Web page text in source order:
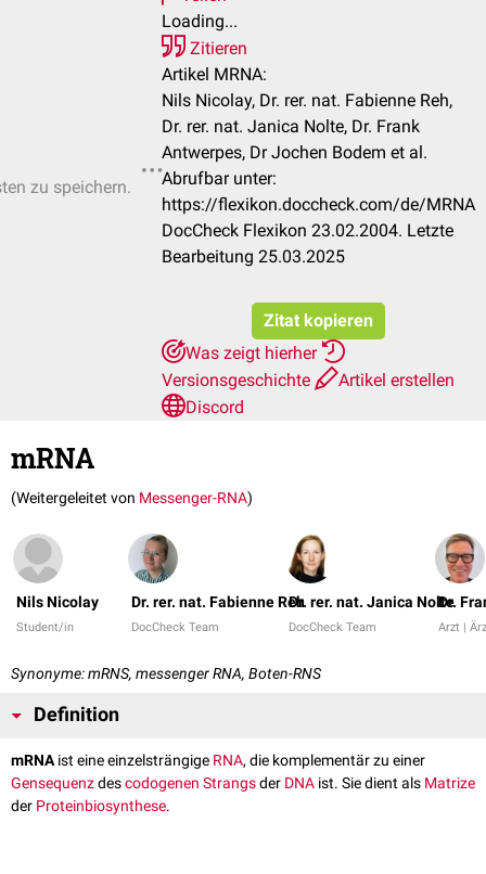
zu speichern.
Loading...
Zitieren
Artikel MRNA:
Nils Nicolay, Dr. rer. nat. Fabienne Reh,
Dr. rer. nat. Janica Nolte, Dr. Frank
Antwerpes, Dr Jochen Bodem et al.
Abrufbar unter:
https://flexikon.doccheck.com/de/MRNA
DocCheck Flexikon 23.02.2004. Letzte
Bearbeitung 25.03.2025
Zitat kopieren
Was zeigt hierher
Versionsgeschichte
Artikel erstellen
Discord
mRNA
(Weitergeleitet von Messenger-RNA)
Nils Nicolay
Student/in
Dr. rer. nat. Fabienne Reh
DocCheck Team
Dr. rer. nat. Janica Nolte
DocCheck Team
Dr.
Arzt |
Synonyme: mRNS, messenger RNA, Boten-RNS
Definition
mRNAist eine einzelsträngige RNA, die komplementär zu einer
Gensequenzdescodogenen Strangsder DNA ist. Sie dient als Matrize
der Proteinbiosynthese.